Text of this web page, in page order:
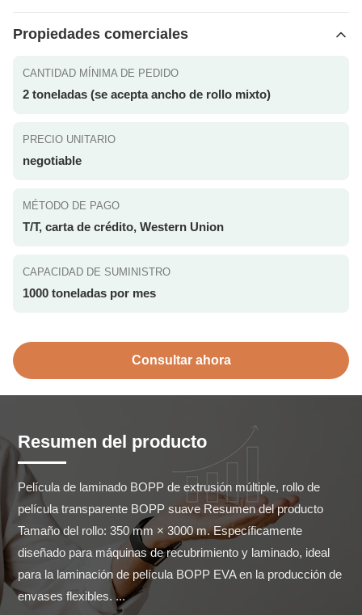
Propiedades comerciales
CANTIDAD MÍNIMA DE PEDIDO
2 toneladas (se acepta ancho de rollo mixto)
PRECIO UNITARIO
negotiable
MÉTODO DE PAGO
T/T, carta de crédito, Western Union
CAPACIDAD DE SUMINISTRO
1000 toneladas por mes
Consultar ahora
Resumen del producto
Película de laminado BOPP de extrusión múltiple, rollo de
película transparente BOPP suave Resumen del producto
Tamaño del rollo: 350 mm × 3000 m. Específicamente
diseñado para máquinas de recubrimiento y laminado, ideal
para la laminación de película BOPP EVA en la producción de
envases flexibles. ...